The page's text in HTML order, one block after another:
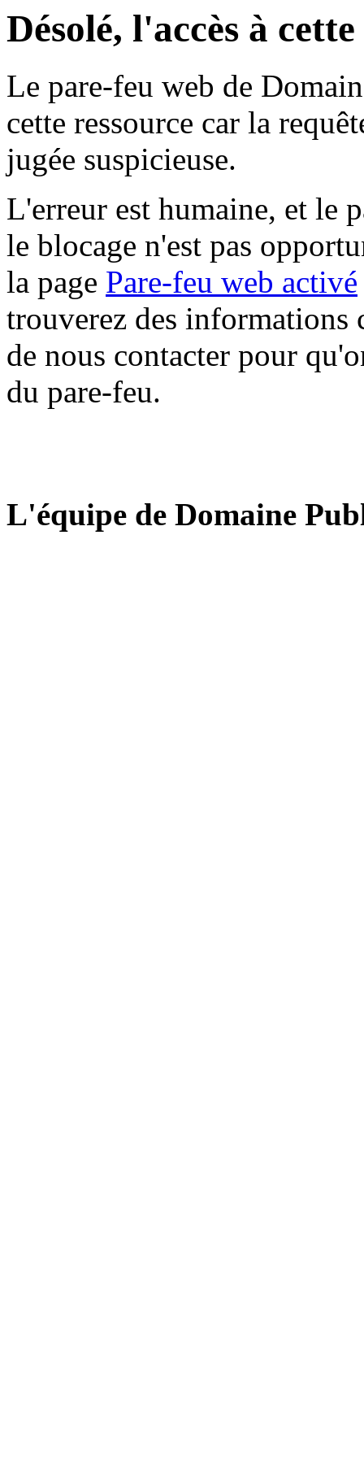
Désolé, l'accès à
Le pare-feu web de
cette ressource car la
jugée suspicieuse.
L'erreur est humaine, et le
le blocage n'est pas
la page Pare-feu web activé
trouverez des informations
de nous contacter pour
du pare-feu.
L'équipe de Domaine